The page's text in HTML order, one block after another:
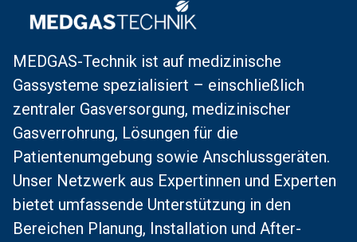
MEDGAS-Technik ist auf medizinische
Gassysteme spezialisiert – einschließlich
zentraler Gasversorgung, medizinischer
Gasverrohrung, Lösungen für die
Patientenumgebung sowie Anschlussgeräten.
Unser Netzwerk aus Expertinnen und Experten
bietet umfassende Unterstützung in den
Bereichen Planung, Installation und After-